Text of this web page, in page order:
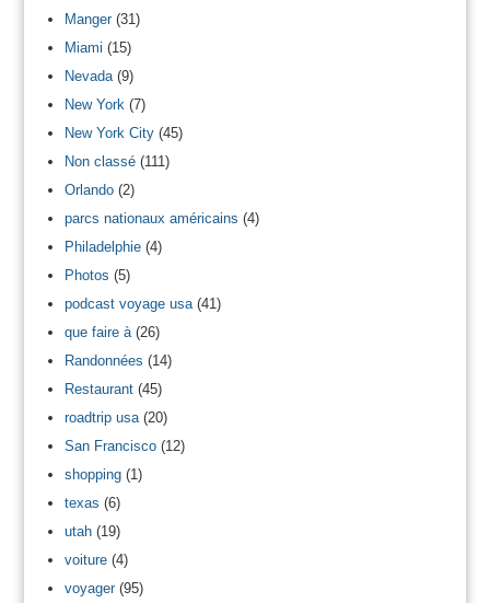
Manger(31)
Miami (15)
Nevada(9)
New York (7)
New York City(45)
Non classé(111)
Orlando(2)
parcs nationaux américains (4)
Philadelphie(4)
Photos (5)
podcast voyage usa(41)
que faire à(26)
Randonnées (14)
Restaurant(45)
roadtrip usa(20)
San Francisco(12)
shopping(1)
texas (6)
utah(19)
voiture(4)
voyager(95)